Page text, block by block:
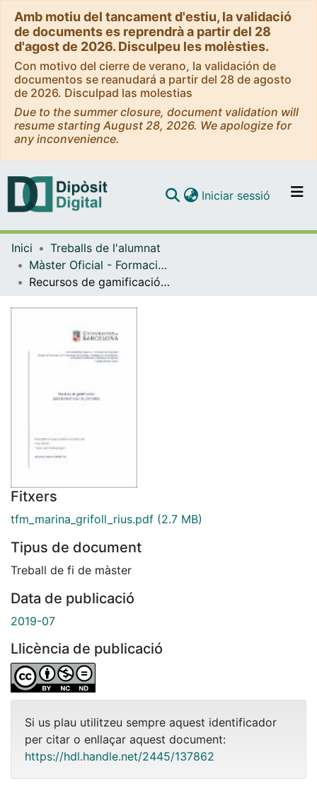
Amb motiu del tancament d'estiu, la validació
de documents es reprendrà a partir del 28
d'agost de 2026. Disculpeu les molèsties.
Con motivo del cierre de verano, la validación de
documentos se reanudará a partir del 28 de agosto
de 2026. Disculpad las molestias
Due to the summer closure, document validation will
resume starting August 28, 2026. We apologize for
any inconvenience.
Navega per tot el DD
Com publicar
Iniciar sessió (current)
Inici
Treballs de l'alumnat
Màster Oficial - Formació del Professorat de Secundària Obligatòria i Batxillerat, Formació Professional i Ensenyament d'Idiomes
Recursos de gamificación para la enseñanza de gramática
Fitxers
tfm_marina_grifoll_rius.pdf (2.7 MB)
Tipus de document
Treball de fi de màster
Data de publicació
2019-07
Llicència de publicació
Si us plau utilitzeu sempre aquest identificador
per citar o enllaçar aquest document:
https://hdl.handle.net/2445/137862